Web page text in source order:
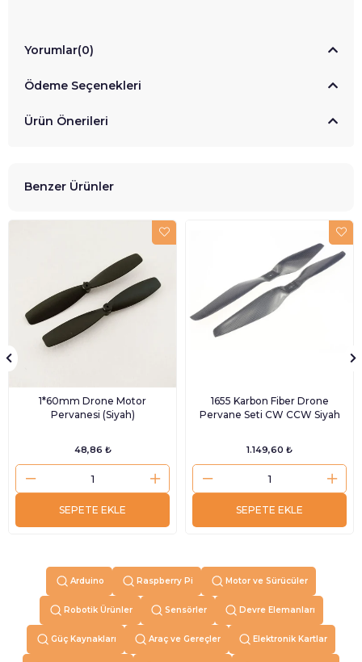
Yorumlar(0)
Ödeme Seçenekleri
Ürün Önerileri
Benzer Ürünler
1*60mm Drone Motor
Pervanesi (Siyah)
48,86 ₺
SEPETE EKLE
1655 Karbon Fiber Drone
Pervane Seti CW CCW Siyah
1.149,60 ₺
SEPETE EKLE
Arduino Raspberry Pi Motor ve Sürücüler
Robotik Ürünler Sensörler Devre Elemanları
Güç Kaynakları Araç ve Gereçler Elektronik Kartlar